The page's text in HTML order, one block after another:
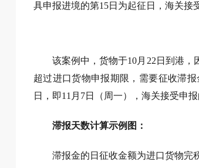
具申报进境的第15日为起征日，海关接
该案例中，货物于10月22日到港，
超过进口货物申报期限，需要征收滞
日，即11月7日（周一），海关接受申
滞报天数计算示例图：
滞报金的日征收金额为进口货物完